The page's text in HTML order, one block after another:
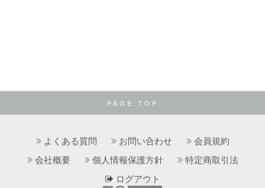
PAGE TOP
よくある質問 お問い合わせ
会員規約
会社概要
個人情報保護方針
特定商取引法
ログアウト